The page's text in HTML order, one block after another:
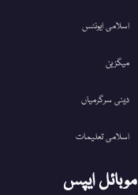
اسلامی ایونٹس
میگزین
دینی سرگرمیاں
اسلامی تعلیمات
موبائل ایپس